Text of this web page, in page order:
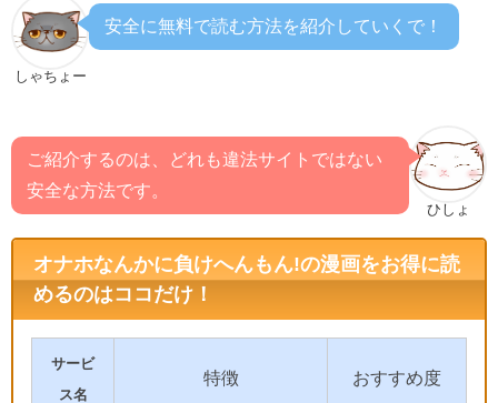
しゃちょー
安全に無料で読む方法を紹介していくで！
ひしょ
ご紹介するのは、どれも違法サイトではない
安全な方法です。
オナホなんかに負けへんもん!の漫画をお得に読
めるのはココだけ！
サービ
ス名
特徴 おすすめ度